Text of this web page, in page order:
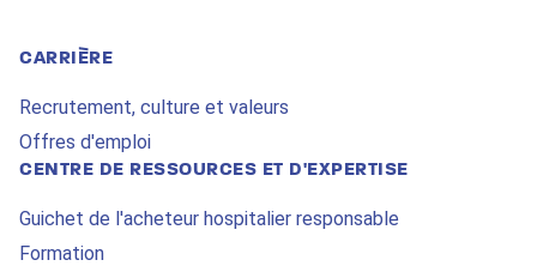
CARRIÈRE
Recrutement, culture et valeurs
Offres d'emploi
CENTRE DE RESSOURCES ET D'EXPERTISE
Guichet de l'acheteur hospitalier responsable
Formation